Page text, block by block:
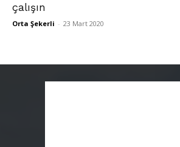
çalışın
Orta Şekerli - 23 Mart 2020